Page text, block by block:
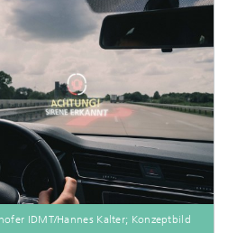
IDMT/Hannes Kalter; Konzeptbild